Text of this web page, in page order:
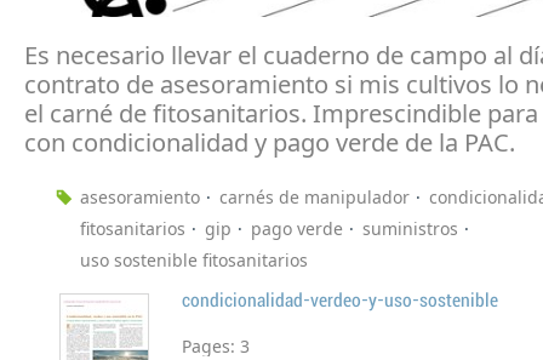
Es necesario llevar el cuaderno de campo al
contrato de asesoramiento si mis cultivos lo
el carné de fitosanitarios. Imprescindible
con condicionalidad y pago verde de la PAC.
asesoramiento carnés de manipulador
fitosanitarios
gip pago verde
suministros
uso sostenible fitosanitarios
condicionalidad-verdeo-y-uso-sostenible
Pages: 3